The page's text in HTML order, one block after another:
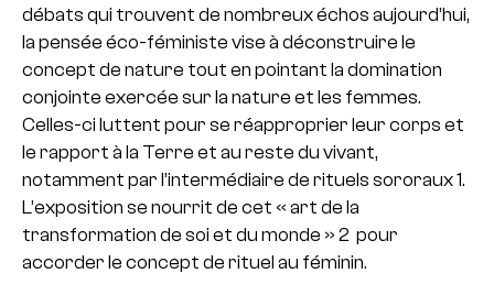
débats qui trouvent de nombreux échos aujourd’hui,
la pensée éco-féministe vise à déconstruire le
concept de nature tout en pointant la domination
conjointe exercée sur la nature et les femmes.
Celles-ci luttent pour se réapproprier leur corps et
le rapport à la Terre et au reste du vivant,
notamment par l’intermédiaire de rituels sororaux 1.
L’exposition se nourrit de cet « art de la
transformation de soi et du monde » 2 pour
accorder le concept de rituel au féminin.